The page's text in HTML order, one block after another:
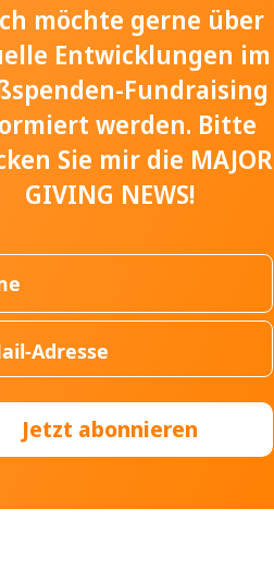
möchte gerne über
Entwicklungen im
Fundraising
werden. Bitte
Sie mir die MAJOR
GIVING NEWS!
Jetzt abonnieren